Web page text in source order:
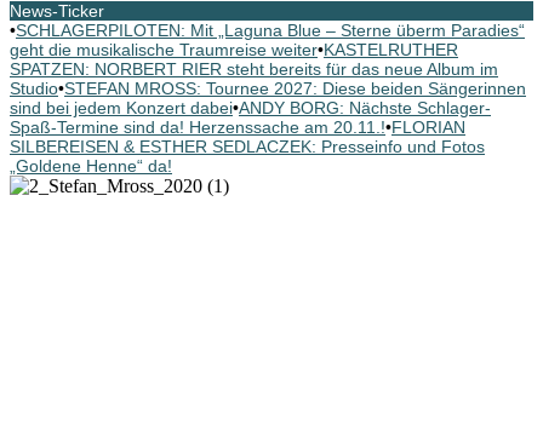
News-Ticker
•SCHLAGERPILOTEN: Mit „Laguna Blue – Sterne überm Paradies“
geht die musikalische Traumreise weiter•KASTELRUTHER
SPATZEN: NORBERT RIER steht bereits für das neue Album im
Studio•STEFAN MROSS: Tournee 2027: Diese beiden Sängerinnen
sind bei jedem Konzert dabei•ANDY BORG: Nächste Schlager-
Spaß-Termine sind da! Herzenssache am 20.11.!•FLORIAN
SILBEREISEN & ESTHER SEDLACZEK: Presseinfo und Fotos
„Goldene Henne“ da!